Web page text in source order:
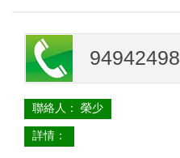
94942498
聯絡人： 榮少
詳情：